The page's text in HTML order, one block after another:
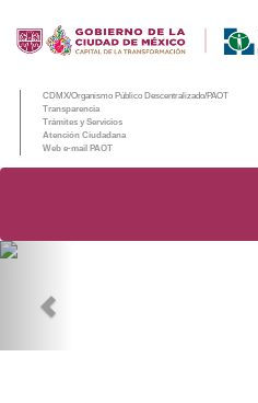
CDMX/Organismo Público Descentralizado/PAOT
Transparencia
Trámites y Servicios
Atención Ciudadana
Web e-mail PAOT